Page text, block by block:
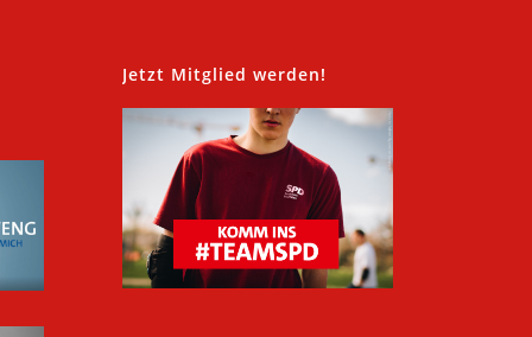
Jetzt Mitglied werden!